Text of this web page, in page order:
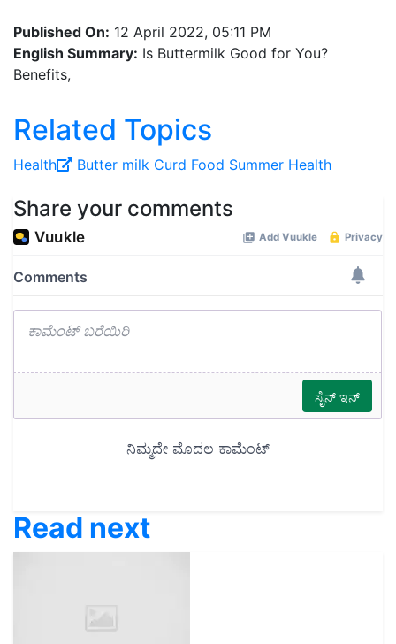
Published On: 12 April 2022, 05:11 PM
English Summary: Is Buttermilk Good for You?
Benefits,
Related Topics
Health Butter milk Curd Food Summer Health
Share your comments
Read next